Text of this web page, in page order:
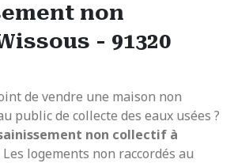
non
- 91320
de vendre une maison non
public de collecte des eaux usées ?
non collectif à
Les logements non raccordés au